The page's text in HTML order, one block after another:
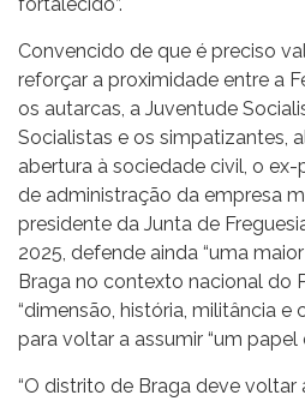
Convencido de que é preciso
reforçar a proximidade entre a
os autarcas, a Juventude
Socialistas e os simpatizantes,
abertura à sociedade civil, o
de administração da empresa
presidente da Junta de
2025, defende ainda “uma
Braga no contexto nacional do
“dimensão, história, militância e
para voltar a assumir “um papel
“O distrito de Braga deve